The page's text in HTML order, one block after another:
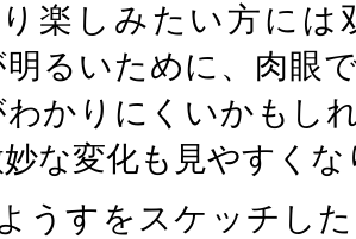
楽しみたい方には
るいために、肉眼
かりにくいかもし
な変化も見やすくな
うすをスケッチし